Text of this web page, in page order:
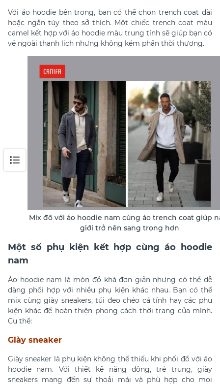
Với áo hoodie bên trong, bạn có thể chọn trench coat dài
hoặc ngắn tùy theo sở thích. Một chiếc trench coat màu
camel kết hợp với áo hoodie màu trung tính sẽ giúp bạn có
vẻ ngoài thanh lịch nhưng không kém phần thời thượng.
Mix đồ với áo hoodie nam cùng áo trench coat giúp
giới trở nên sang trọng hơn
Một số phụ kiện kết hợp cùng áo hoodie
nam
Áo hoodie nam là món đồ khá đơn giản nhưng có thể dễ
dàng phối hợp với nhiều phụ kiện khác nhau. Bạn có thể
mix cùng giày sneakers, túi đeo chéo cá tính hay các phụ
kiện khác để hoàn thiện phong cách thời trang của mình.
Cụ thể:
Giày sneaker
Giày sneaker là phụ kiện không thể thiếu khi phối đồ với áo
hoodie nam. Với thiết kế năng động, trẻ trung, giày
sneakers mang đến sự thoải mái và phù hợp cho mọi